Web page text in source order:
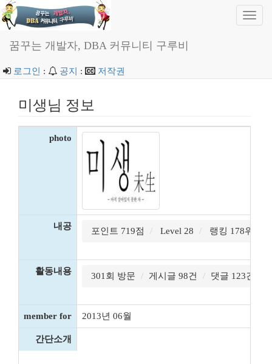
꿈꾸는 개발자, DBA 커뮤니티 구루비
로그인 : 공지 : 저작권
미생님 정보
photo
내공 포인트 719점 Level 28 랭킹 178위
활동내용 301회 방문 게시글 98건 댓글 123건
member for 2013년 06월
간단소개